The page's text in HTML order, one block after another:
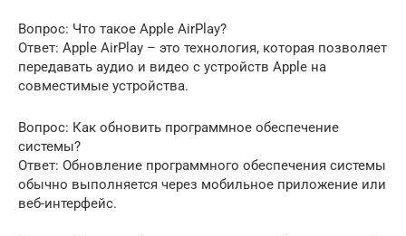
Вопрос: Что такое Apple AirPlay?
Ответ: Apple AirPlay – это технология, которая позволяет
передавать аудио и видео с устройств Apple на
совместимые устройства.
Вопрос: Как обновить программное обеспечение
системы?
Ответ: Обновление программного обеспечения системы
обычно выполняется через мобильное приложение или
веб-интерфейс.